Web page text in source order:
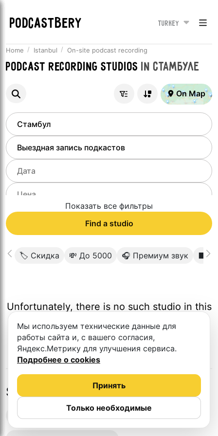
PODCASTBERY Turkey
Home Istanbul On-site podcast recording
Podcast recording studios inСтамбуле
On Map
Показать все фильтры
Find a studio
🏷 Скидка 💸 До 5000 🎧 Премиум звук ⬛️
Unfortunately, there is no such studio in this
Studios in nearby cities
Podcast recording studios
Мы используем технические данные для
работы сайта и, с вашего согласия,
Яндекс.Метрику для улучшения сервиса.
Подробнее о cookies
Только необходимые
Принять